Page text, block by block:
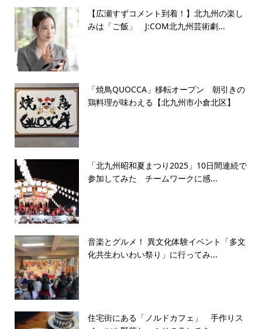
【広瀬すずコメント到着！】北九州の楽し
みは「ご飯」 J:COM北九州芸術劇...
「焼鳥QUOCCA」移転オープン 朝引きの
鶏料理が味わえる【北九州市小倉北区】
「北九州昭和夏まつり2025」10日間連続で
参加してみた チームワークに感...
音楽とグルメ！ 異文化体験イベント「多文
化共生わいわい祭り」に行ってみ...
住宅街にある「ノルドカフェ」 手作りス